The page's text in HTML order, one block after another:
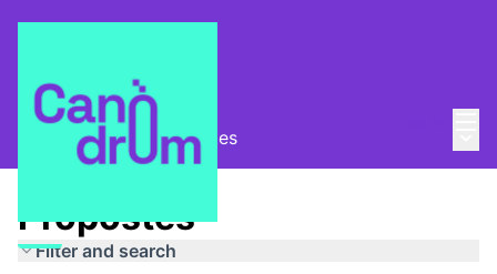
Pla Estratègic Propostes
Propostes
Filter and search